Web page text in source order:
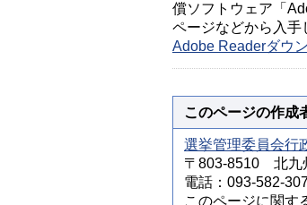
償ソフトウェア「
ページなどから入手
Adobe Readerダウ
このページの作成
選挙管理委員会行
〒803-8510 北九
電話：093-582-
このページに関す